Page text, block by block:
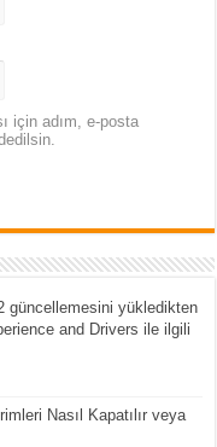
için adım, e-posta
güncellemesini yükledikten
and Drivers ile ilgili
Nasıl Kapatılır veya